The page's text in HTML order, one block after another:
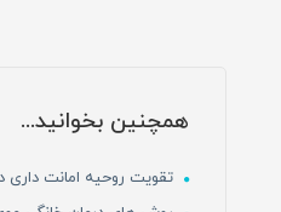
همچنین بخوانید...
تقویت روحیه امانت داری